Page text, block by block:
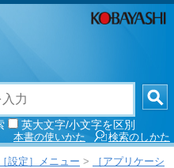
英大文字/小文字を区別
検索のしかた
本書の使いかた
設定］メニュー >
［アプリケーシ